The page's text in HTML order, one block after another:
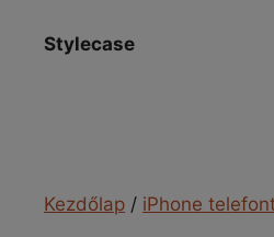
Stylecase
Kezdőlap / iPhone